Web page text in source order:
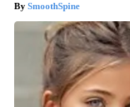
SmoothSpine